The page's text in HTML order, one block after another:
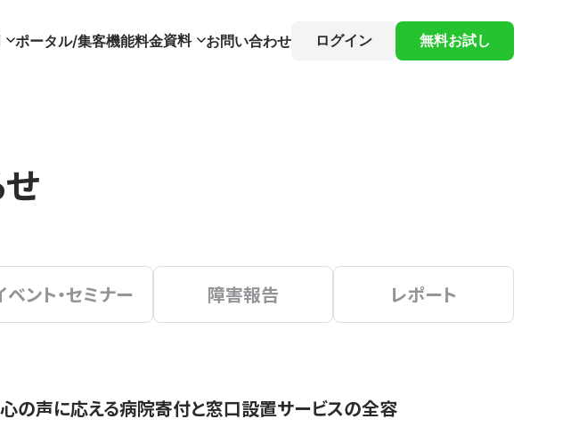
ポータル/集客機能料金資料 お問い合わせ ログイン 無料お試し
ベント・セミナー 障害報告 レポート
の声に応える病院寄付と窓口設置サービスの全容